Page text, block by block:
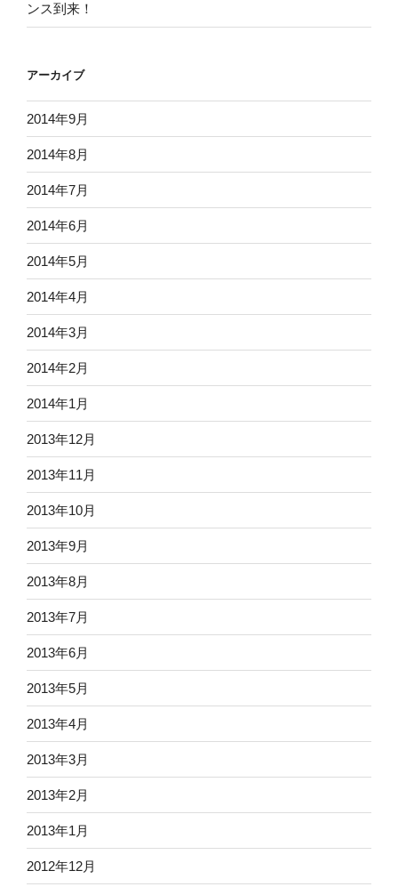
ンス到来！
アーカイブ
2014年9月
2014年8月
2014年7月
2014年6月
2014年5月
2014年4月
2014年3月
2014年2月
2014年1月
2013年12月
2013年11月
2013年10月
2013年9月
2013年8月
2013年7月
2013年6月
2013年5月
2013年4月
2013年3月
2013年2月
2013年1月
2012年12月